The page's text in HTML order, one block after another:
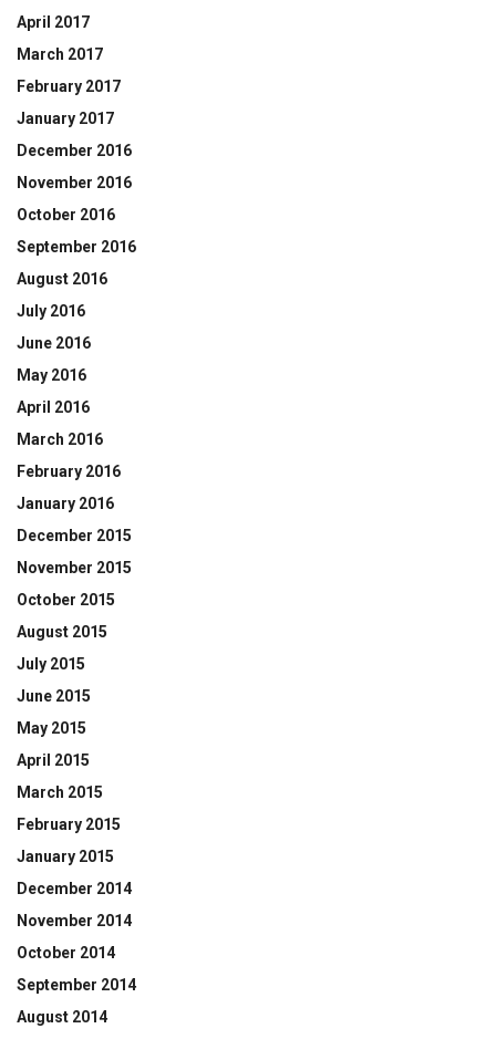
April 2017
March 2017
February 2017
January 2017
December 2016
November 2016
October 2016
September 2016
August 2016
July 2016
June 2016
May 2016
April 2016
March 2016
February 2016
January 2016
December 2015
November 2015
October 2015
August 2015
July 2015
June 2015
May 2015
April 2015
March 2015
February 2015
January 2015
December 2014
November 2014
October 2014
September 2014
August 2014